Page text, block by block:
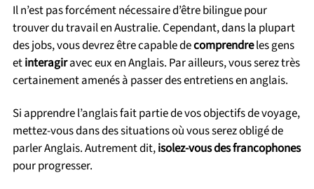
Il n’est pas forcément nécessaire d’être bilingue pour
trouver du travail en Australie. Cependant, dans la plupart
des jobs, vous devrez être capable decomprendreles gens
etinteragiravec eux en Anglais. Par ailleurs, vous serez très
certainement amenés à passer des entretiens en anglais.
Si apprendre l’anglais fait partie de vos objectifs de voyage,
mettez-vous dans des situations où vous serez obligé de
parler Anglais. Autrement dit,isolez-vous des francophones
pour progresser.